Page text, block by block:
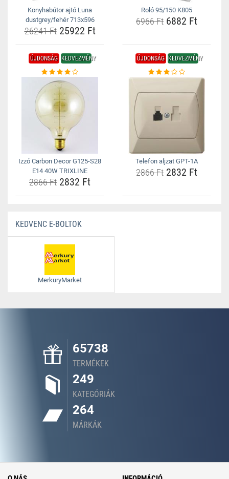
Konyhabútor ajtó Luna
dustgrey/fehér 713x596
26241 Ft25922 Ft
Roló 95/150 K805
6966 Ft 6882 Ft
ÚJDONSÁG KEDVEZMÉNY
Izzó Carbon Decor G125-S28
E14 40W TRIXLINE
2866 Ft 2832 Ft
ÚJDONSÁG KEDVEZMÉNY
Telefon aljzat GPT-1A
2866 Ft 2832 Ft
KEDVENC E-BOLTOK
MerkuryMarket
65738
TERMÉKEK
249
KATEGÓRIÁK
264
MÁRKÁK